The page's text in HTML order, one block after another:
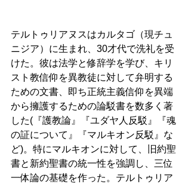
テルトゥリアヌスはカルタゴ（現チュ
ニジア）に生まれ、30才代で洗礼を受
けた。彼は法学と修辞学を学び、キリ
スト教信仰を異教徒に対して弁明する
ための文書、即ち正統主義信仰を異端
から擁護するための論駁書を数多く著
した(『護教論』『ユダヤ人反駁』『魂
の証について』『マルキオン反駁』な
ど)。特にマルキオンに対して、旧約聖
書と新約聖書の統一性を強調し、三位
一体論の基礎を作った。テルトゥリア